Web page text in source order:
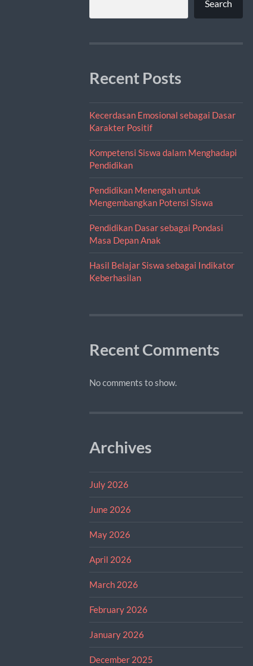
Search
Recent Posts
Kecerdasan Emosional sebagai Dasar
Karakter Positif
Kompetensi Siswa dalam Menghadapi
Pendidikan
Pendidikan Menengah untuk
Mengembangkan Potensi Siswa
Pendidikan Dasar sebagai Pondasi
Masa Depan Anak
Hasil Belajar Siswa sebagai Indikator
Keberhasilan
Recent Comments
No comments to show.
Archives
July 2026
June 2026
May 2026
April 2026
March 2026
February 2026
January 2026
December 2025